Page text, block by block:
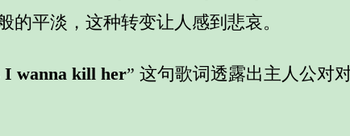
的平淡，这种转变让人感到悲哀。
I wanna kill her” 这句歌词透露出主人公对